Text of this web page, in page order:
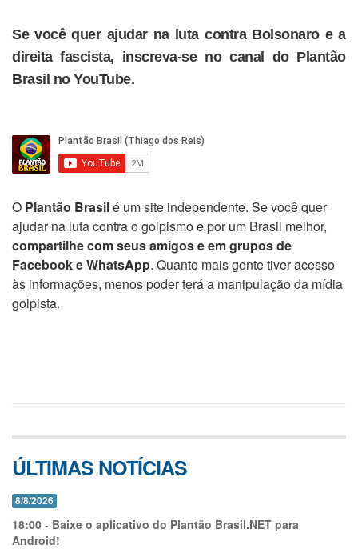
Se você quer ajudar na luta contra Bolsonaro e a
direita fascista, inscreva-se no canal do Plantão
Brasil no YouTube.
O Plantão Brasilé um site independente. Se você quer
ajudar na luta contra o golpismo e por um Brasil melhor,
compartilhe com seus amigos e em grupos de
Facebook e WhatsApp. Quanto mais gente tiver acesso
às informações, menos poder terá a manipulação da mídia
golpista.
ÚLTIMAS NOTÍCIAS
8/8/2026
18:00 - Baixe o aplicativo do Plantão Brasil.NET para
Android!